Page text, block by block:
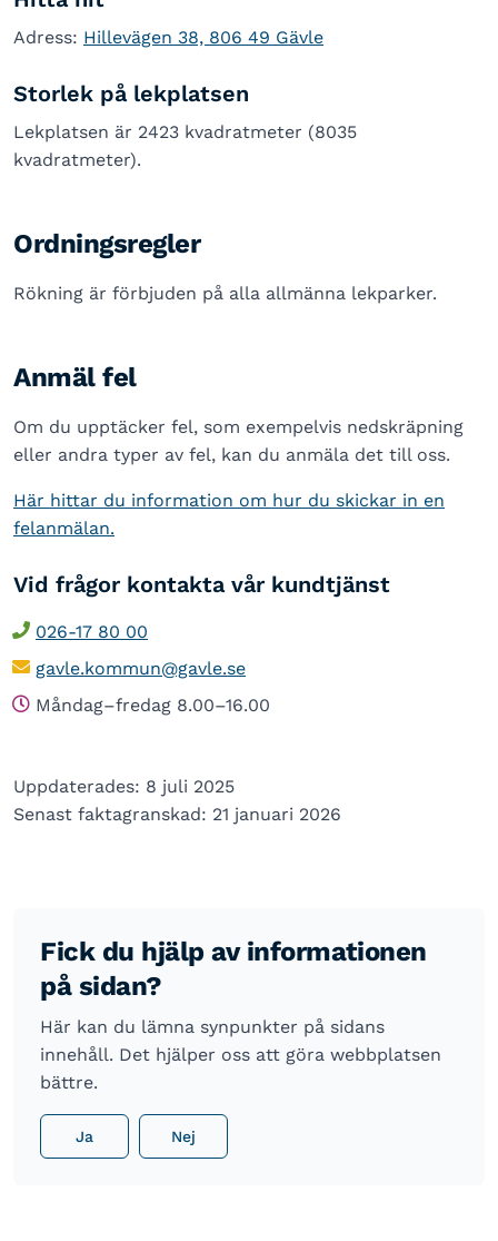
Adress: Hillevägen 38, 806 49 Gävle
Storlek på lekplatsen
Lekplatsen är 2423 kvadratmeter (8035
kvadratmeter).
Ordningsregler
Rökning är förbjuden på alla allmänna lekparker.
Anmäl fel
Om du upptäcker fel, som exempelvis nedskräpning
eller andra typer av fel, kan du anmäla det till oss.
Här hittar du information om hur du skickar in en
felanmälan.
Vid frågor kontakta vår kundtjänst
026-17 80 00
gavle.kommun@gavle.se
Måndag–fredag 8.00–16.00
Uppdaterades: 8 juli 2025
Senast faktagranskad: 21 januari 2026
Fick du hjälp av informationen
på sidan?
Här kan du lämna synpunkter på sidans
innehåll. Det hjälper oss att göra webbplatsen
bättre.
Ja Nej